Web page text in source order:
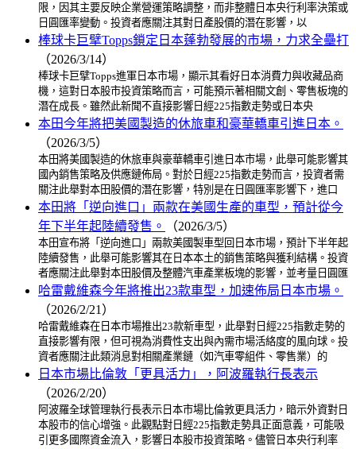
限，因其主要反映企業營運策略調整，而非整體日本央行利率決策或
日圓匯率變動。投資者應關注其對日產股價的潛在影響，以
棒球卡巨擘Topps鎖定日本蓬勃發展的市場，力求全壘打
（2026/3/14）
棒球卡巨擘Topps進軍日本市場，顯示其看好日本消費力與收藏品商
機，這對日本股市投資策略而言，可能預示著相關文創、零售板塊的
潛在成長。雖然此新聞不直接影響日經225指數走勢或日本央
本田今年將把美國製造的休旅車和豪華轎車引進日本。
（2026/3/5）
本田將美國製造的休旅車與豪華轎車引進日本市場，此舉可能影響其
國內銷售策略及供應鏈佈局。對於日經225指數走勢而言，投資者需
關注此舉對本田股價的潛在影響，特別是在日圓匯率影響下，進口
本田將「逆向進口」兩款在美國生產的車型，預計從今
年下半年起陸續發售。
（2026/3/5）
本田宣布將「逆向進口」兩款美國製車型回日本市場，預計下半年起
陸續發售，此舉可能影響其在日本本土的銷售策略與獲利結構。投資
者應關注此舉對本田股價及整體汽車產業板塊的影響，並考量日圓匯
哈雷戴維森今年將推出23款車型，加速佈局日本市場。
（2026/2/21）
哈雷戴維森在日本市場推出23款新車型，此舉對日經225指數走勢的
直接影響有限，但可視為消費性支出與內需市場活絡度的風向球。投
資者應關注此類消息對相關產業鏈（如汽車零組件、零售業）的
日本市場比倫敦「更具活力」，阿波羅執行長表示
（2026/2/20）
阿波羅全球管理執行長表示日本市場比倫敦更具活力，暗示外資對日
本股市的信心增強。此觀點對日經225指數走勢具正面意義，可能吸
引更多國際資金流入，影響日本股市投資策略。儘管日本央行利率